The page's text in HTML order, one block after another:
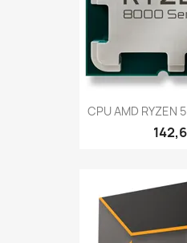
CPU AMD RYZEN